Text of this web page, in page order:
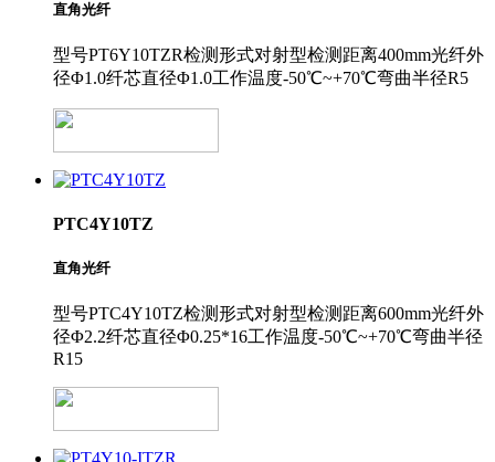
直角光纤
型号PT6Y10TZR检测形式对射型检测距离400mm光纤外
径Φ1.0纤芯直径Φ1.0工作温度-50℃~+70℃弯曲半径R5
PTC4Y10TZ
直角光纤
型号PTC4Y10TZ检测形式对射型检测距离600mm光纤外
径Φ2.2纤芯直径Φ0.25*16工作温度-50℃~+70℃弯曲半径
R15